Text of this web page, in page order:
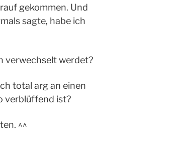
gekommen. Und
sagte, habe ich
verwechselt werdet?
total arg an einen
verblüffend ist?
^^